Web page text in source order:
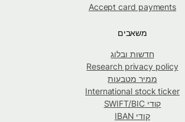
Accept card payments
משאבים
חדשות ובלוג
Research privacy policy
ממיר מטבעות
International stock ticker
קודי SWIFT/BIC
קודי IBAN